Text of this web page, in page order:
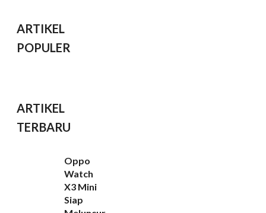
ARTIKEL
POPULER
ARTIKEL
TERBARU
Oppo
Watch
X3 Mini
Siap